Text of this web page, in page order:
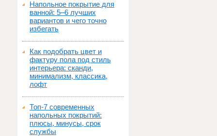
Напольное покрытие для
ванной: 5–6 лучших
вариантов и чего точно
избегать
Как подобрать цвет и
фактуру пола под стиль
интерьера: сканди,
минимализм, классика,
лофт
Топ‑7 современных
напольных покрытий:
плюсы, минусы, срок
службы